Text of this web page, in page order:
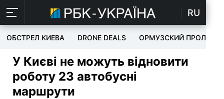
RU
ОБСТРЕЛ КИЕВА DRONE DEALS ОРМУЗСКИЙ ПРОЛИВ
У Києві не можуть відновити
роботу 23 автобусні
маршрути